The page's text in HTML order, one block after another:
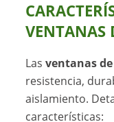
VENTANAS
Lasventanas de
resistencia,
aislamiento.
características: